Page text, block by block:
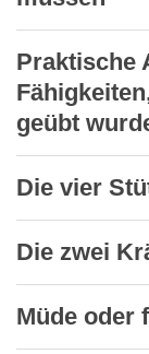
Praktische
geübt
Die vier
Die zwei
Müde oder